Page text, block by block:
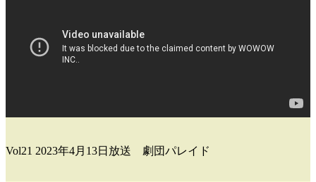
Vol21 2023年4月13日放送 劇団パレイド